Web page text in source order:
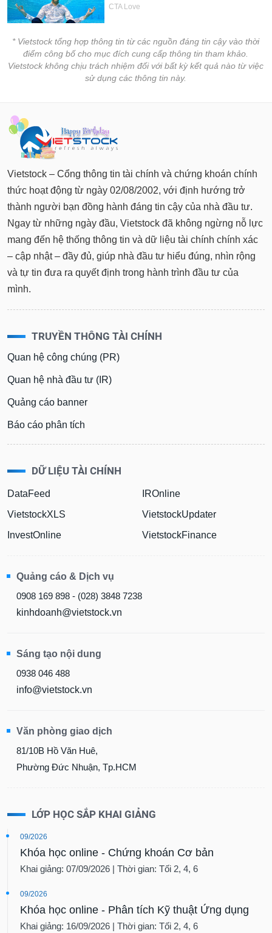
* Vietstock tổng hợp thông tin từ các nguồn đáng tin cậy vào thời
điểm công bố cho mục đích cung cấp thông tin tham khảo.
Vietstock không chịu trách nhiệm đối với bất kỳ kết quả nào từ việc
sử dụng các thông tin này.
Vietstock – Cổng thông tin tài chính và chứng khoán chính
thức hoạt động từ ngày 02/08/2002, với định hướng trở
thành người bạn đồng hành đáng tin cậy của nhà đầu tư.
Ngay từ những ngày đầu, Vietstock đã không ngừng nỗ lực
mang đến hệ thống thông tin và dữ liệu tài chính chính xác
– cập nhật – đầy đủ, giúp nhà đầu tư hiểu đúng, nhìn rộng
và tự tin đưa ra quyết định trong hành trình đầu tư của
mình.
TRUYỀN THÔNG TÀI CHÍNH
Quan hệ công chúng (PR)
Quan hệ nhà đầu tư (IR)
Quảng cáo banner
Báo cáo phân tích
DỮ LIỆU TÀI CHÍNH
DataFeed
VietstockXLS
InvestOnline
IROnline
VietstockUpdater
VietstockFinance
Quảng cáo & Dịch vụ
0908 169 898 - (028) 3848 7238
kinhdoanh@vietstock.vn
Sáng tạo nội dung
0938 046 488
info@vietstock.vn
Văn phòng giao dịch
81/10B Hồ Văn Huê,
Phường Đức Nhuận, Tp.HCM
LỚP HỌC SẮP KHAI GIẢNG
09/2026
Khóa học online - Chứng khoán Cơ bản
Khai giảng: 07/09/2026 | Thời gian: Tối 2, 4, 6
09/2026
Khóa học online - Phân tích Kỹ thuật Ứng dụng
Khai giảng: 16/09/2026 | Thời gian: Tối 2, 4, 6
chính